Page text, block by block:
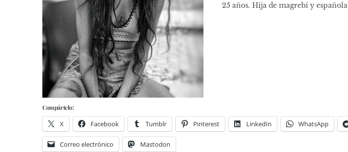
25 años. Hija de magrebí y española
Compártelo:
X Facebook Tumblr Pinterest LinkedIn WhatsApp
Correo electrónico Mastodon